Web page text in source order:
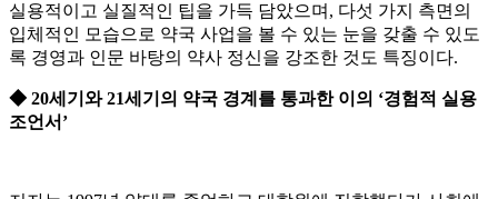
실용적이고 실질적인 팁을 가득 담았으며, 다섯 가지 측면의
입체적인 모습으로 약국 사업을 볼 수 있는 눈을 갖출 수 있도
록 경영과 인문 바탕의 약사 정신을 강조한 것도 특징이다.
◆ 20세기와 21세기의 약국 경계를 통과한 이의 ‘경험적 실용
조언서’